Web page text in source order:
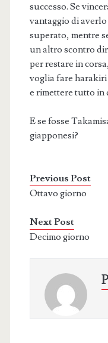
successo. Se
vantaggio di averlo
superato, mentre
un altro scontro
per restare in
voglia fare harakiri
e rimettere tutto in
E se fosse
giapponesi?
Previous Post
Ottavo giorno
Next Post
Decimo giorno